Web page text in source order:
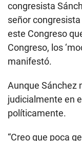
congresista
señor
este Congreso
Congreso, los
manifestó.
Aunque Sánchez
judicialmente en
políticamente.
“Creo que poca